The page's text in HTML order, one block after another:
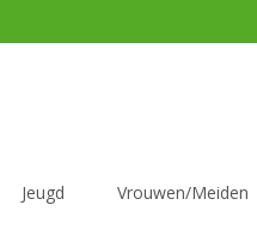
Jeugd Vrouwen/Meiden